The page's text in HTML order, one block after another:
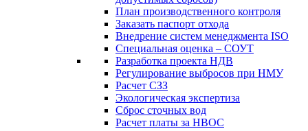
План производственного контроля
Заказать паспорт отхода
Внедрение систем менеджмента ISO
Специальная оценка – СОУТ
Разработка проекта НДВ
Регулирование выбросов при НМУ
Расчет СЗЗ
Экологическая экспертиза
Сброс сточных вод
Расчет платы за НВОС